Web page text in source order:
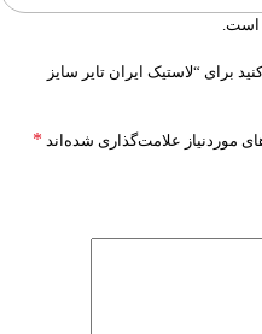
است.
برای “لاستیک ایران تایر سایز
موردنیاز علامت‌گذاری شده‌اند *